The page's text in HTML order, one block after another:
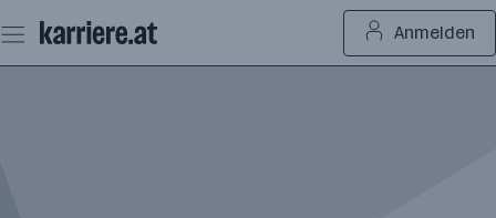
Seiteninhalt
springen
Anmelden